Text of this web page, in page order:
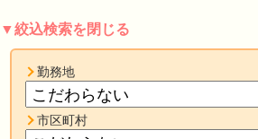
▼絞込検索を閉じる
勤務地
市区町村